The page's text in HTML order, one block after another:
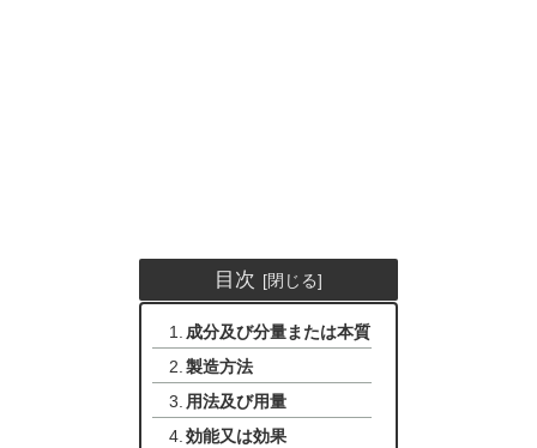
目次
成分及び分量または本質
製造方法
用法及び用量
効能又は効果